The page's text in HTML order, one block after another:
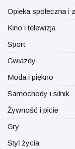
Opieka społeczna i
Kino i telewizja
Sport
Gwiazdy
Moda i piękno
Samochody i silnik
Żywność i picie
Gry
Styl życia